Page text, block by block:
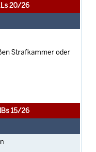
20/26
Strafkammer oder
15/26